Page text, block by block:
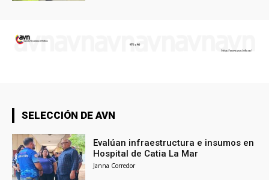
SELECCIÓN DE AVN
Evalúan infraestructura e insumos en
Hospital de Catia La Mar
Janna Corredor